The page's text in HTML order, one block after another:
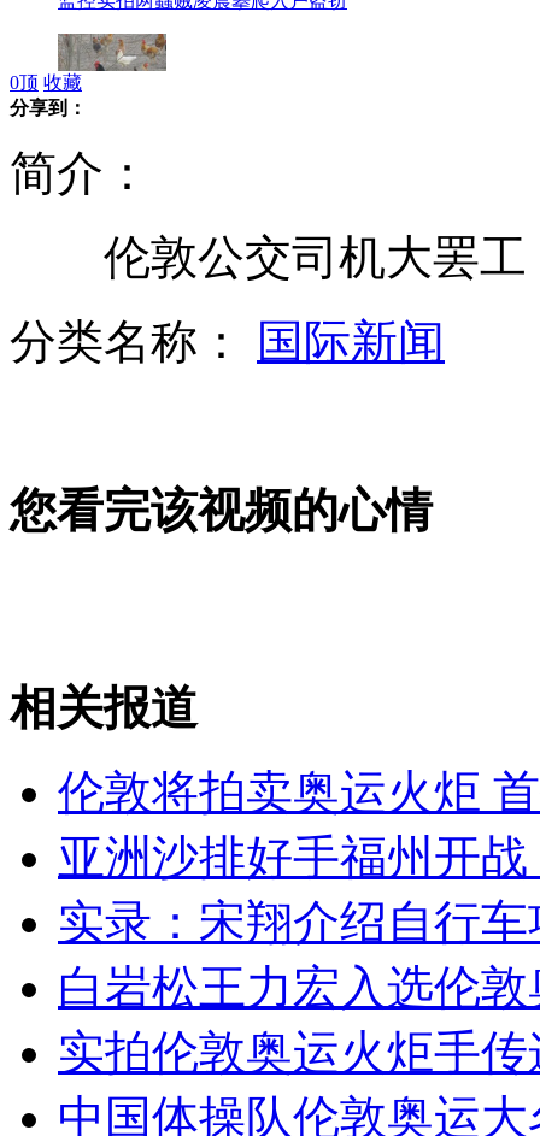
法国高考题引网友围观 一共6道题
医院促销 大学生做人流可分期付款
山西运城恶犬咬伤多人 警民合力深夜将其击毙
女孩北京地铁殴打老人 痛下狠手拳打脚踢
无痛分娩是否安全 医生回应
外交部：反对强权政治霸凌主义
0顶 收藏
分享到：
简介：
伦敦公交司机大罢工
分类名称：
国际新闻
您看完该视频的心情
相关报道
伦敦将拍卖奥运火炬
亚洲沙排好手福州开
实录：宋翔介绍自行
白岩松王力宏入选伦
实拍伦敦奥运火炬手
中国体操队伦敦奥运